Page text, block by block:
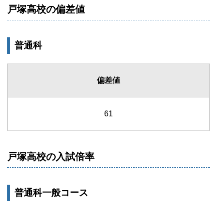
戸塚高校の偏差値
普通科
偏差値
61
戸塚高校の入試倍率
普通科一般コース